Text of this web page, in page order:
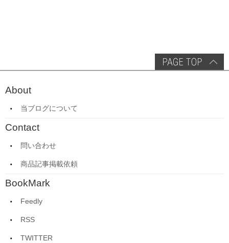
About
当ブログについて
Contact
問い合わせ
商品記事掲載依頼
BookMark
Feedly
RSS
TWITTER